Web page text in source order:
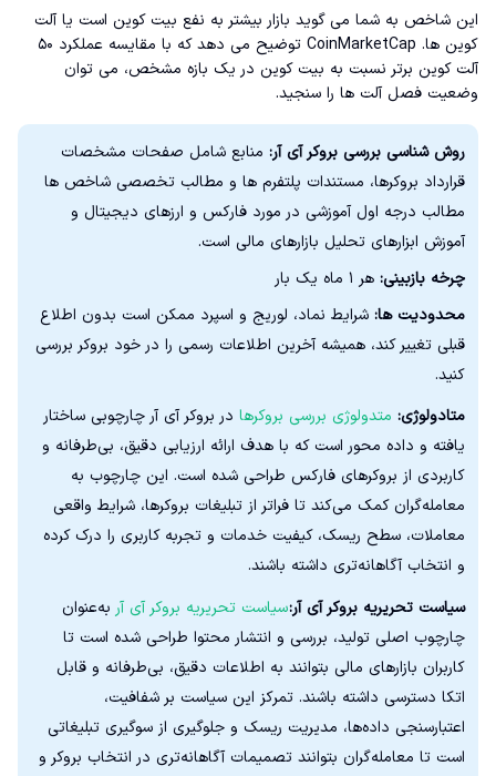
این شاخص به شما می گوید بازار بیشتر به نفع بیت کوین است یا آلت
کوین ها. CoinMarketCap توضیح می دهد که با مقایسه عملکرد ۵۰
آلت کوین برتر نسبت به بیت کوین در یک بازه مشخص، می توان
وضعیت فصل آلت ها را سنجید.
روش شناسی بررسی بروکر آی آر: منابع شامل صفحات مشخصات
قرارداد بروکرها، مستندات پلتفرم ها و مطالب تخصصی شاخص ها
مطالب درجه اول آموزشی در مورد فارکس و ارزهای دیجیتال و
آموزش ابزارهای تحلیل بازارهای مالی است.
چرخه بازبینی: هر ۱ ماه یک بار
محدودیت ها: شرایط نماد، لوریج و اسپرد ممکن است بدون اطلاع
قبلی تغییر کند، همیشه آخرین اطلاعات رسمی را در خود بروکر بررسی
کنید.
متادولوژی: متدولوژی بررسی بروکرها در بروکر آی آر چارچوبی ساختار
یافته و داده‌ محور است که با هدف ارائه ارزیابی دقیق، بی‌طرفانه و
کاربردی از بروکرهای فارکس طراحی شده است. این چارچوب به
معامله‌گران کمک می‌کند تا فراتر از تبلیغات بروکرها، شرایط واقعی
معاملات، سطح ریسک، کیفیت خدمات و تجربه کاربری را درک کرده
و انتخاب آگاهانه‌تری داشته باشند.
سیاست تحریریه بروکر آی آر:سیاست تحریریه بروکر آی آر به‌عنوان
چارچوب اصلی تولید، بررسی و انتشار محتوا طراحی شده است تا
کاربران بازارهای مالی بتوانند به اطلاعات دقیق، بی‌طرفانه و قابل
اتکا دسترسی داشته باشند. تمرکز این سیاست بر شفافیت،
اعتبارسنجی داده‌ها، مدیریت ریسک و جلوگیری از سوگیری تبلیغاتی
است تا معامله‌گران بتوانند تصمیمات آگاهانه‌تری در انتخاب بروکر و